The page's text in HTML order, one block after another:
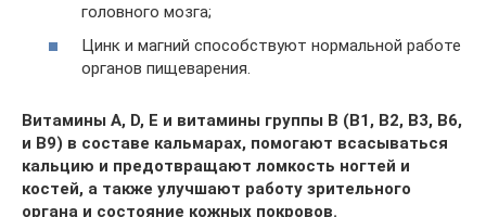
головного мозга;
Цинк и магний способствуют нормальной работе
органов пищеварения.
Витамины A, D, E и витамины группы B (В1, В2, В3, В6,
и В9) в составе кальмарах, помогают всасываться
кальцию и предотвращают ломкость ногтей и
костей, а также улучшают работу зрительного
органа и состояние кожных покровов.